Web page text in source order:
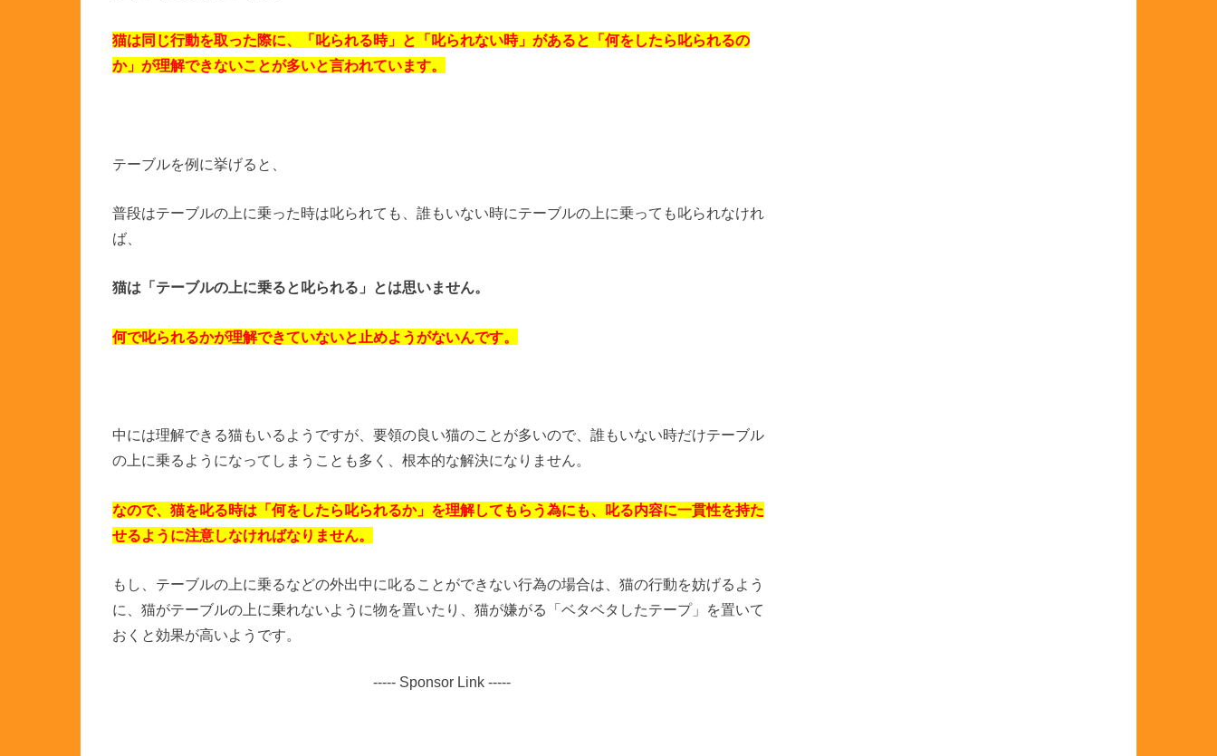
猫は同じ行動を取った際に、「叱られる時」と「叱られない時」があると「何をしたら叱られるの
か」が理解できないことが多いと言われています。
テーブルを例に挙げると、
普段はテーブルの上に乗った時は叱られても、誰もいない時にテーブルの上に乗っても叱られなけれ
ば、
猫は「テーブルの上に乗ると叱られる」とは思いません。
何で叱られるかが理解できていないと止めようがないんです。
中には理解できる猫もいるようですが、要領の良い猫のことが多いので、誰もいない時だけテーブル
の上に乗るようになってしまうことも多く、根本的な解決になりません。
なので、猫を叱る時は「何をしたら叱られるか」を理解してもらう為にも、叱る内容に一貫性を持た
せるように注意しなければなりません。
もし、テーブルの上に乗るなどの外出中に叱ることができない行為の場合は、猫の行動を妨げるよう
に、猫がテーブルの上に乗れないように物を置いたり、猫が嫌がる「ベタベタしたテープ」を置いて
おくと効果が高いようです。
----- Sponsor Link -----